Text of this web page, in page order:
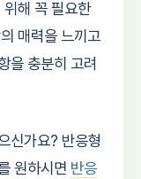
해 꼭 필요한
매력을 느끼고
을 충분히 고려
신가요? 반응형
원하시면 반응